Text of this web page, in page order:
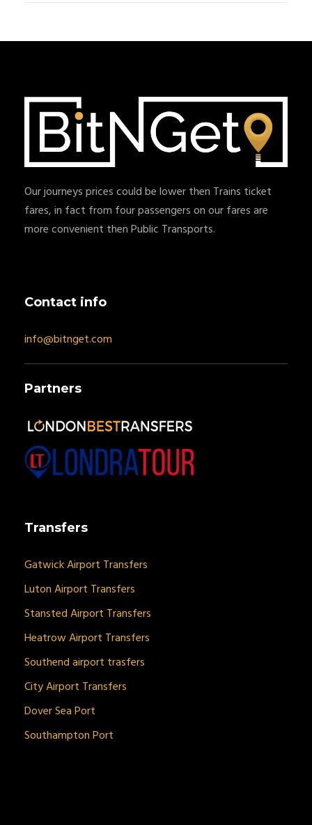
Our journeys prices could be lower then Trains ticket
fares, in fact from four passengers on our fares are
more convenient then Public Transports.
Contact info
info@bitnget.com
Partners
Transfers
Gatwick Airport Transfers
Luton Airport Transfers
Stansted Airport Transfers
Heatrow Airport Transfers
Southend airport trasfers
City Airport Transfers
Dover Sea Port
Southampton Port